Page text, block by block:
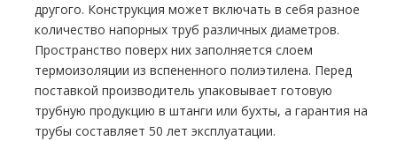
другого. Конструкция может включать в себя разное
количество напорных труб различных диаметров.
Пространство поверх них заполняется слоем
термоизоляции из вспененного полиэтилена. Перед
поставкой производитель упаковывает готовую
трубную продукцию в штанги или бухты, а гарантия на
трубы составляет 50 лет эксплуатации.